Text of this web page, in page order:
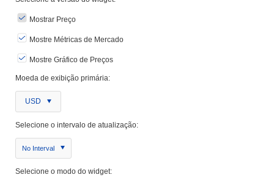
Mostrar Preço
Mostre Métricas de Mercado
Mostre Gráfico de Preços
Moeda de exibição primária:
USD
Selecione o intervalo de atualização:
No Interval
Selecione o modo do widget: